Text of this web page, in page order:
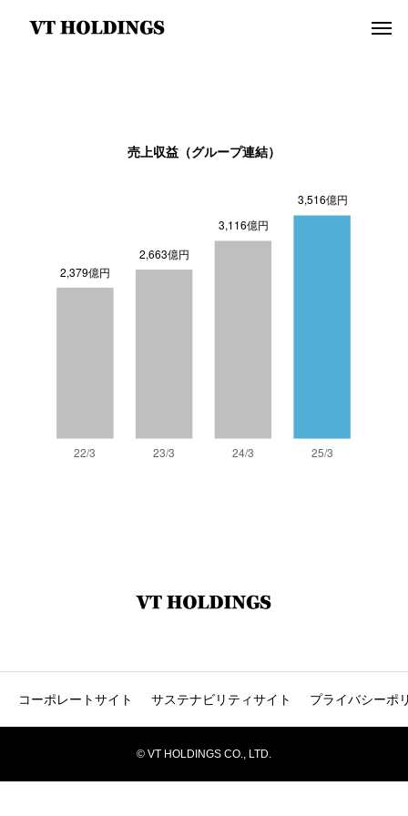
売上収益（グループ連結）
コーポレートサイト サステナビリティサイト プライバシーポ
© VT HOLDINGS CO., LTD.